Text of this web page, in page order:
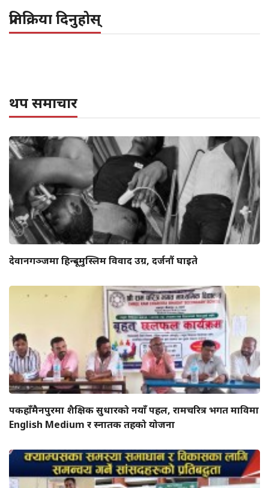
प्रतिक्रिया दिनुहोस्
थप समाचार
देवानगञ्जमा हिन्दू–मुस्लिम विवाद उग्र, दर्जनौं घाइते
पकहाँमैनपुरमा शैक्षिक सुधारको नयाँ पहल, रामचरित्र भगत माविमा
English Medium र स्नातक तहको योजना